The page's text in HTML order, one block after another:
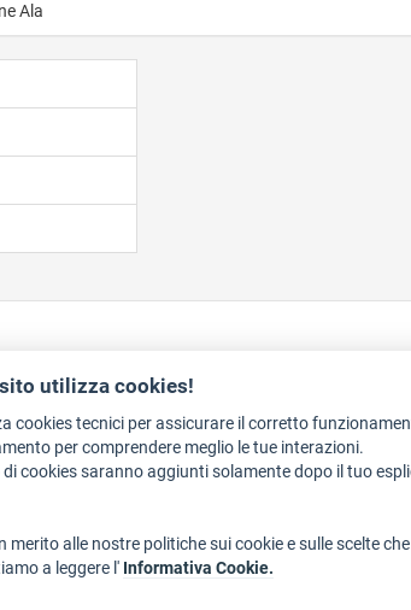
Ala
legali e crediti Art Bonus
a cura del Dipartimento Cultura, Turismo,
utilizza cookies!
cookies tecnici per assicurare il corretto
per comprendere meglio le tue interazioni.
cookies saranno aggiunti solamente dopo il tuo
merito alle nostre politiche sui cookie e sulle scelte
a leggere l' Informativa Cookie.